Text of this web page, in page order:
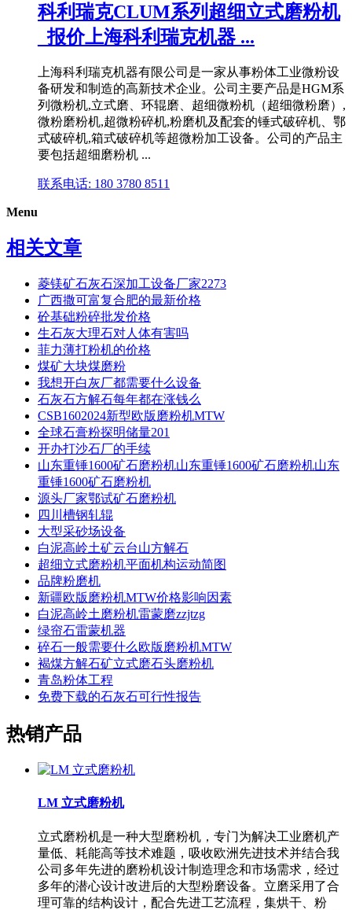
科利瑞克CLUM系列超细立式磨粉机
_报价上海科利瑞克机器 ...
上海科利瑞克机器有限公司是一家从事粉体工业微粉设
备研发和制造的高新技术企业。公司主要产品是HGM系
列微粉机,立式磨、环辊磨、超细微粉机（超细微粉磨）,
微粉磨粉机,超微粉碎机,粉磨机及配套的锤式破碎机、鄂
式破碎机,箱式破碎机等超微粉加工设备。公司的产品主
要包括超细磨粉机 ...
联系电话: 180 3780 8511
Menu
相关文章
菱镁矿石灰石深加工设备厂家2273
广西撒可富复合肥的最新价格
砼基础粉碎批发价格
生石灰大理石对人体有害吗
菲力薄打粉机的价格
煤矿大块煤磨粉
我想开白灰厂都需要什么设备
石灰石方解石每年都在涨钱么
CSB1602024新型欧版磨粉机MTW
全球石膏粉探明储量201
开办打沙石厂的手续
山东重锤1600矿石磨粉机山东重锤1600矿石磨粉机山东
重锤1600矿石磨粉机
源头厂家鄂试矿石磨粉机
四川槽钢轧辊
大型采砂场设备
白泥高岭土矿云台山方解石
超细立式磨粉机平面机构运动简图
品牌粉磨机
新疆欧版磨粉机MTW价格影响因素
白泥高岭土磨粉机雷蒙磨zzjtzg
绿帘石雷蒙机器
碎石一般需要什么欧版磨粉机MTW
褐煤方解石矿立式磨石头磨粉机
青岛粉体工程
免费下载的石灰石可行性报告
热销产品
LM 立式磨粉机
立式磨粉机是一种大型磨粉机，专门为解决工业磨机产
量低、耗能高等技术难题，吸收欧洲先进技术并结合我
公司多年先进的磨粉机设计制造理念和市场需求，经过
多年的潜心设计改进后的大型粉磨设备。立磨采用了合
理可靠的结构设计，配合先进工艺流程，集烘干、粉